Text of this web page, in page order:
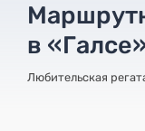
в
Любительская